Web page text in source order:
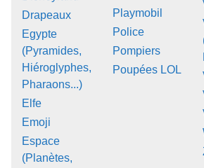
Drapeaux
Egypte
(Pyramides,
Hiéroglyphes,
Pharaons...)
Elfe
Emoji
Espace
(Planètes,
Playmobil
Police
Pompiers
Poupées LOL